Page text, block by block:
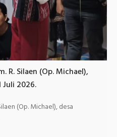
R. Silaen (Op. Michael),
Juli 2026.
(Op. Michael), desa